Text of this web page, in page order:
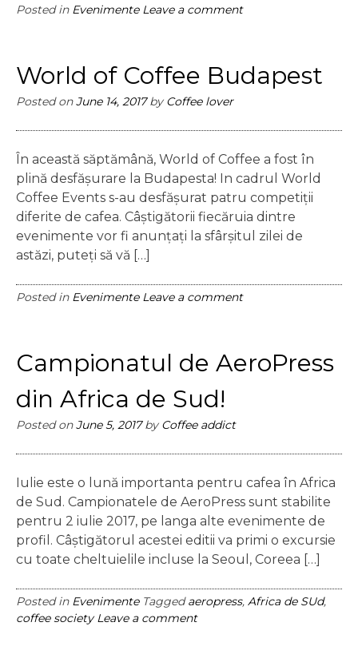
Posted in Evenimente Leave a comment
World of Coffee Budapest
Posted onJune 14, 2017by Coffee lover
În această săptămână, World of Coffee a fost în
plină desfășurare la Budapesta! In cadrul World
Coffee Events s-au desfășurat patru competiții
diferite de cafea. Câștigătorii fiecăruia dintre
evenimente vor fi anunțați la sfârșitul zilei de
astăzi, puteți să vă […]
Posted in Evenimente Leave a comment
Campionatul de AeroPress
din Africa de Sud!
Posted onJune 5, 2017by Coffee addict
Iulie este o lună importanta pentru cafea în Africa
de Sud. Campionatele de AeroPress sunt stabilite
pentru 2 iulie 2017, pe langa alte evenimente de
profil. Câștigătorul acestei editii va primi o excursie
cu toate cheltuielile incluse la Seoul, Coreea […]
Posted in Evenimente Taggedaeropress, Africa de SUd,
coffee society Leave a comment